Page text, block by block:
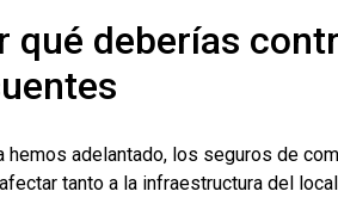
qué deberías
hemos adelantado, los seguros de
tanto a la infraestructura del